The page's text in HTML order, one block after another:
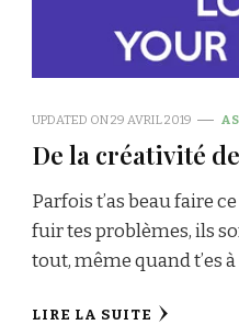
UPDATED ON29 AVRIL 2019
De la créativité
Parfois t’as beau faire
fuir tes problèmes, ils
tout, même quand t’es à
LIRE LA SUITE